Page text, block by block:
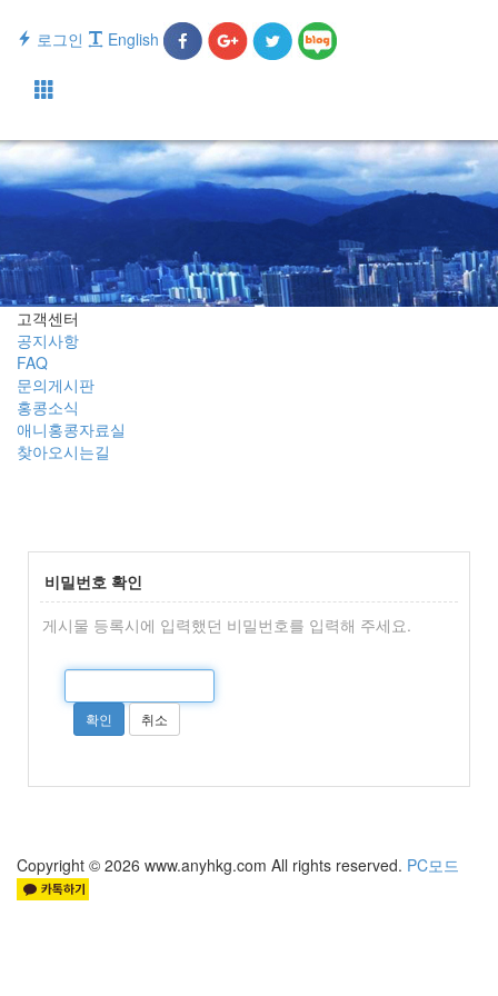
로그인 English
고객센터
공지사항
FAQ
문의게시판
홍콩소식
애니홍콩자료실
찾아오시는길
비밀번호 확인
게시물 등록시에 입력했던 비밀번호를 입력해 주세요.
Copyright © 2026 www.anyhkg.com All rights reserved. PC모드